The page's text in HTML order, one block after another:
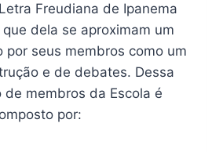
Freudiana de Ipanema
dela se aproximam um
por seus membros como um
e de debates. Dessa
de membros da Escola é
por: